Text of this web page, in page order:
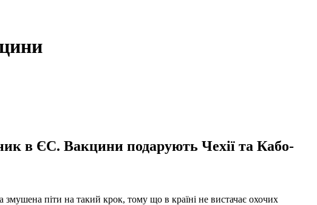
в ЄС. Вакцини подарують Чехії та Кабо-
піти на такий крок, тому що в країні не вистачає охочих